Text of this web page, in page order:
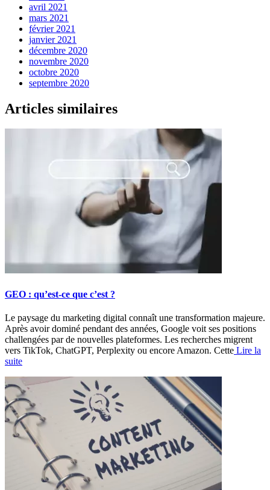
avril 2021
mars 2021
février 2021
janvier 2021
décembre 2020
novembre 2020
octobre 2020
septembre 2020
Articles similaires
GEO : qu’est-ce que c’est ?
Le paysage du marketing digital connaît une transformation majeure.
Après avoir dominé pendant des années, Google voit ses positions
challengées par de nouvelles plateformes. Les recherches migrent
vers TikTok, ChatGPT, Perplexity ou encore Amazon. Cette Lire la
suite